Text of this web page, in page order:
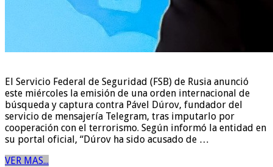
El Servicio Federal de Seguridad (FSB) de Rusia anunció
este miércoles la emisión de una orden internacional de
búsqueda y captura contra Pável Dúrov, fundador del
servicio de mensajería Telegram, tras imputarlo por
cooperación con el terrorismo. Según informó la entidad en
su portal oficial, “Dúrov ha sido acusado de …
VER MAS...